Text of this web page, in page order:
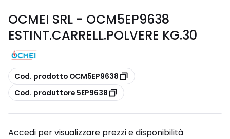
OCMEI SRL - OCM5EP9638
ESTINT.CARRELL.POLVERE KG.30
copia
Cod. prodotto OCM5EP9638
copia
Cod. produttore 5EP9638
Accedi per visualizzare prezzi e disponibilità